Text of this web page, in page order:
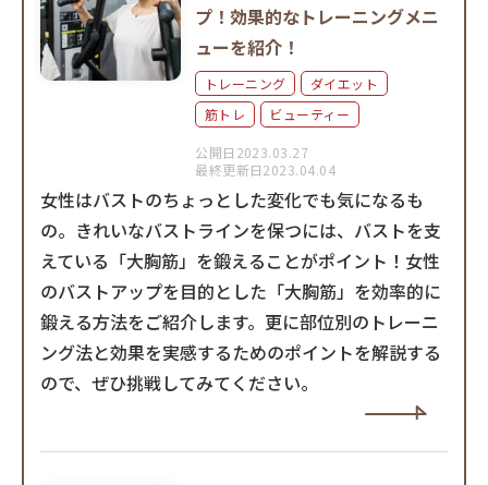
プ！効果的なトレーニングメニ
ューを紹介！
トレーニング
ダイエット
筋トレ
ビューティー
公開日2023.03.27
最終更新日2023.04.04
女性はバストのちょっとした変化でも気になるも
の。きれいなバストラインを保つには、バストを支
えている「大胸筋」を鍛えることがポイント！女性
のバストアップを目的とした「大胸筋」を効率的に
鍛える方法をご紹介します。更に部位別のトレーニ
ング法と効果を実感するためのポイントを解説する
ので、ぜひ挑戦してみてください。